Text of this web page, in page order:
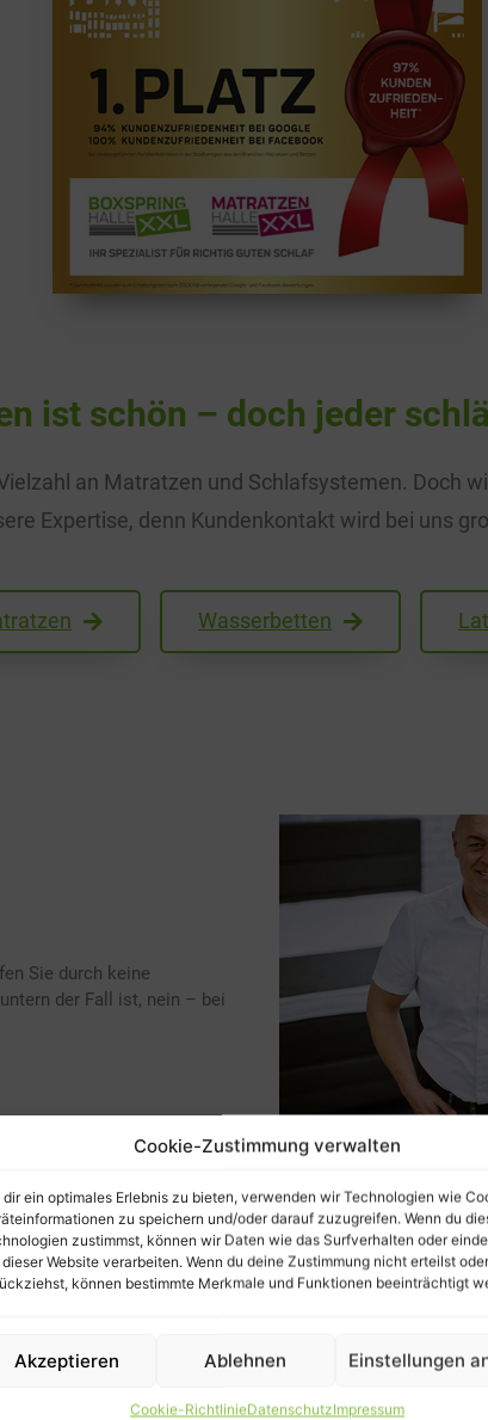
Cookie-Zustimmung verwalten
dir ein optimales Erlebnis zu bieten, verwenden wir Technologien wie
zu speichern und/oder darauf zuzugreifen. Wenn du
zustimmst, können wir Daten wie das Surfverhalten oder
Website verarbeiten. Wenn du deine Zustimmung nicht erteilst oder
können bestimmte Merkmale und Funktionen beeinträchtigt
Akzeptieren Ablehnen Einstellungen
Cookie-RichtlinieDatenschutzImpressum
ist schön – doch jeder
an Matratzen und Schlafsystemen. Doch
Expertise, denn Kundenkontakt wird bei uns
Wasserbetten
Sie durch keine
der Fall ist, nein – bei